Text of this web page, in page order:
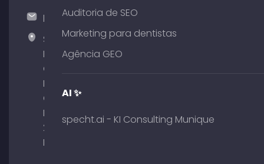
hallo@timospecht.de
Specht
Marketing
GmbH –
Palais am
Obelisk
Briennerstr.
29 80333
Munique
Auditoria de SEO
Marketing para dentistas
Agência GEO
AI ✨
specht.ai - KI Consulting Munique